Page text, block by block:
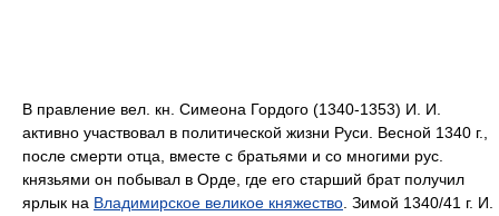
В правление вел. кн. Симеона Гордого (1340-1353) И. И.
активно участвовал в политической жизни Руси. Весной 1340 г.,
после смерти отца, вместе с братьями и со многими рус.
князьями он побывал в Орде, где его старший брат получил
ярлык на Владимирское великое княжество . Зимой 1340/41 г. И.